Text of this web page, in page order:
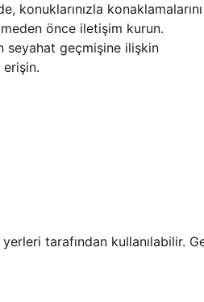
konuklarınızla konaklamalarını
önce iletişim kurun.
seyahat geçmişine ilişkin
tarafından kullanılabilir.